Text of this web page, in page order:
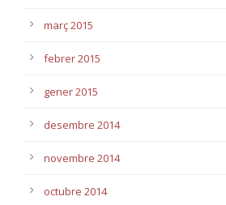
març 2015
febrer 2015
gener 2015
desembre 2014
novembre 2014
octubre 2014